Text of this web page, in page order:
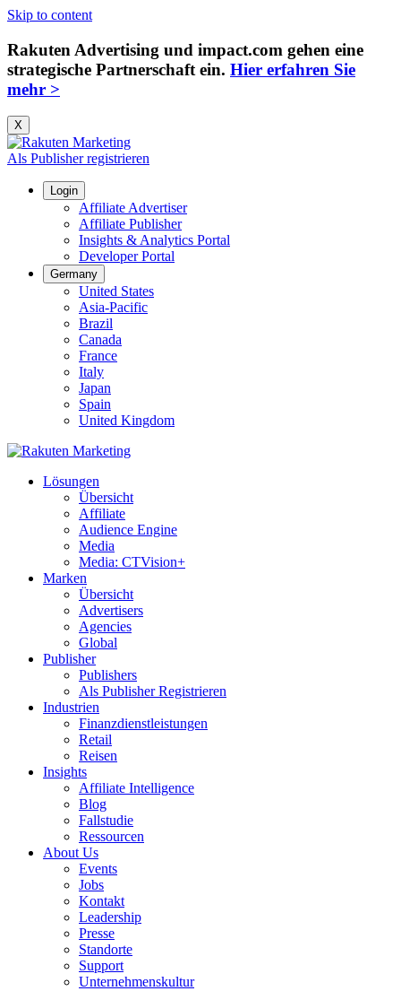
Skip to content
Rakuten Advertising und impact.com gehen eine
strategische Partnerschaft ein. Hier erfahren Sie
mehr >
X
Als Publisher registrieren
Login
Affiliate Advertiser
Affiliate Publisher
Insights & Analytics Portal
Developer Portal
Germany
United States
Asia-Pacific
Brazil
Canada
France
Italy
Japan
Spain
United Kingdom
Lösungen
Übersicht
Affiliate
Audience Engine
Media
Media: CTVision+
Marken
Übersicht
Advertisers
Agencies
Global
Publisher
Publishers
Als Publisher Registrieren
Industrien
Finanzdienstleistungen
Retail
Reisen
Insights
Affiliate Intelligence
Blog
Fallstudie
Ressourcen
About Us
Events
Jobs
Kontakt
Leadership
Presse
Standorte
Support
Unternehmenskultur